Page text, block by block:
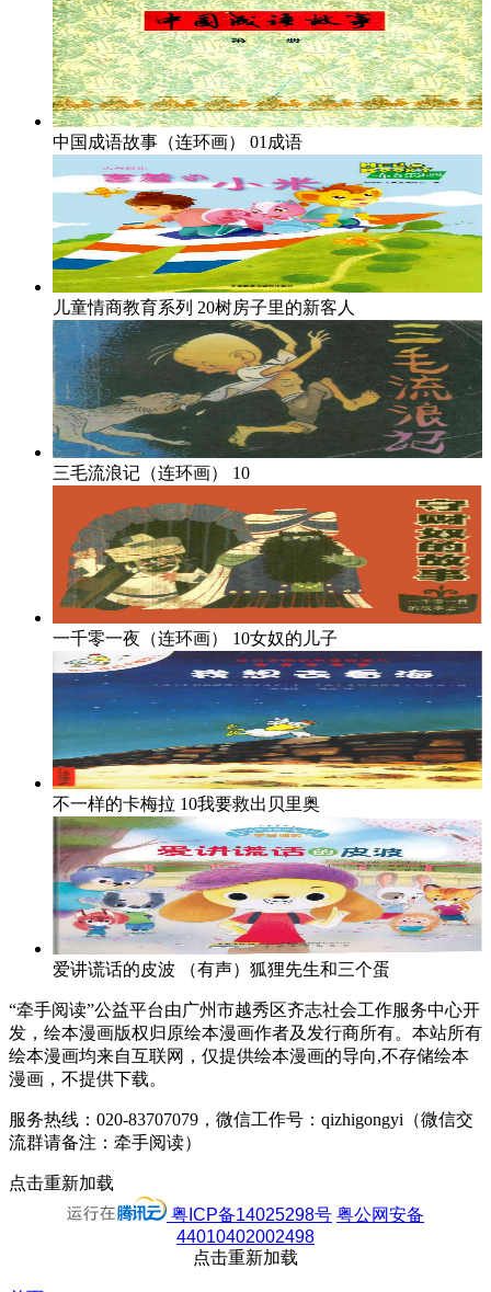
中国成语故事（连环画） 01成语
儿童情商教育系列 20树房子里的新客人
三毛流浪记（连环画） 10
一千零一夜（连环画） 10女奴的儿子
不一样的卡梅拉 10我要救出贝里奥
爱讲谎话的皮波 （有声）狐狸先生和三个蛋
“牵手阅读”公益平台由广州市越秀区齐志社会工作服务中心开
发，绘本漫画版权归原绘本漫画作者及发行商所有。本站所有
绘本漫画均来自互联网，仅提供绘本漫画的导向,不存储绘本
漫画，不提供下载。
服务热线：020-83707079，微信工作号：qizhigongyi（微信交
流群请备注：牵手阅读）
点击重新加载
粤ICP备14025298号 粤公网安备
44010402002498
点击重新加载